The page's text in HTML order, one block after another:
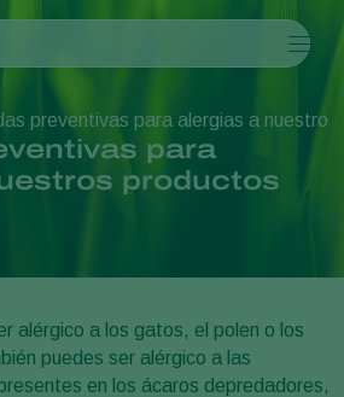
& Higiene
a campo abierto
preventivas para alergias a
para
productos
alérgico a los gatos, el polen o los
puedes ser alérgico a las
en los ácaros depredadores,